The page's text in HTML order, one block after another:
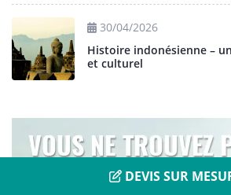
30/04/2026
Histoire indonésienne –
et culturel
DEVIS SUR